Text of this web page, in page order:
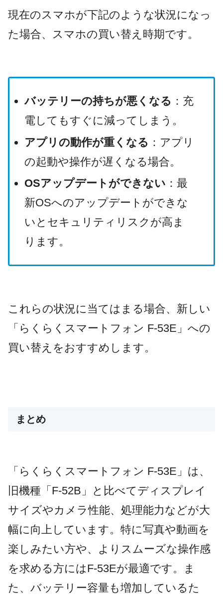
現在のスマホが下記のような状況になっ
た場合、スマホの買い替え時期です。
バッテリーの持ちが悪くなる ：充
電してもすぐに減ってしまう。
アプリの動作が重くなる ：アプリ
の起動や操作が遅くなる場合。
OSアップデートができない ：最
新OSへのアップデートができな
いとセキュリティリスクが高ま
ります。
これらの状況に当てはまる場合、新しい
「らくらくスマートフォン F-53E」への
買い替えをおすすめします。
まとめ
「らくらくスマートフォン F-53E」は、
旧機種「F-52B」と比べてディスプレイ
サイズやカメラ性能、処理能力などが大
幅に向上しています。特に写真や動画を
楽しみたい方や、よりスムーズな操作感
を求める方にはF-53Eが最適です。ま
た、バッテリー容量も増加しているた